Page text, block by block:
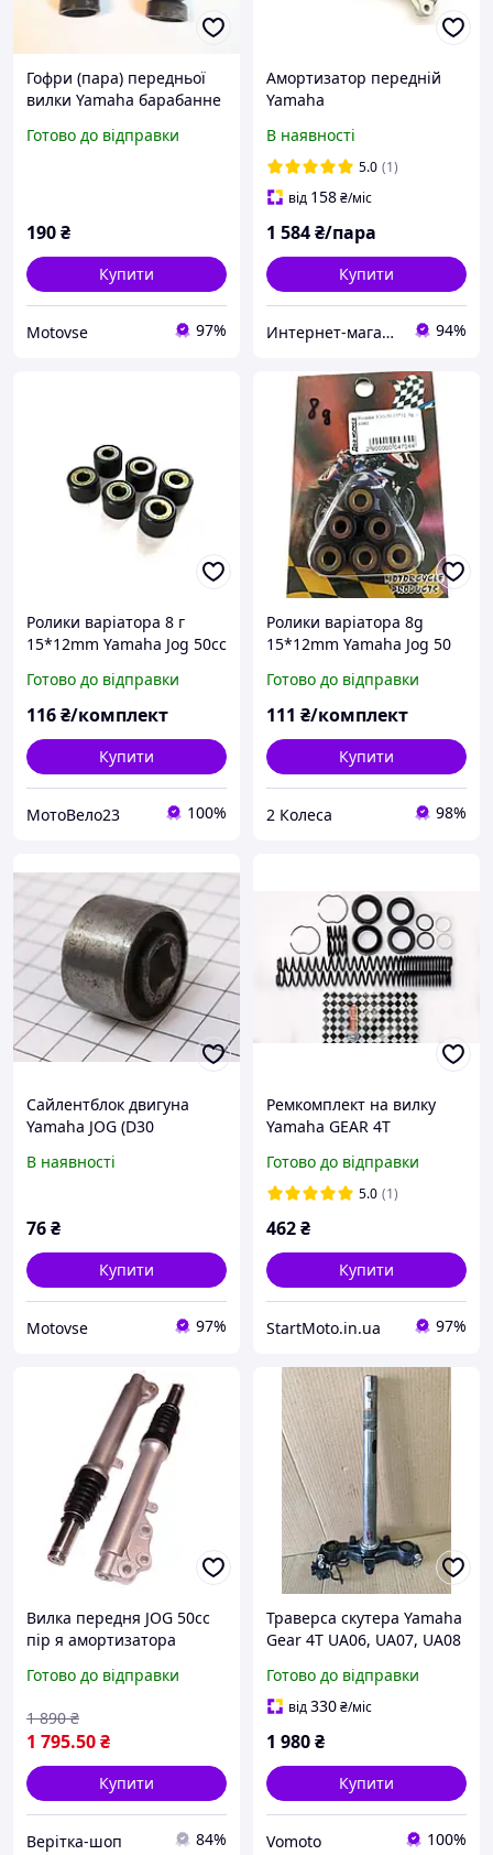
Гофри (пара) передньої
вилки Yamaha барабанне
Готово до відправки
190₴
Купити
Motovse 97%
Амортизатор передній
Yamaha
під дискове гальмо
В наявності
5.0 (1)
від 158₴/міс
1 584₴/пара
Купити
Интернет-магазин "MotoMSU" 94%
Ролики варіатора 8 г
15*12mm Yamaha Jog 50cc
Готово до відправки
116₴/комплект
Купити
МотоВело23 100%
Ролики варіатора 8g
15*12mm Yamaha Jog 50
Готово до відправки
111 ₴/комплект
Купити
2 Колеса 98%
Сайлентблок двигуна
Yamaha JOG (D30
В наявності
76₴
Купити
Motovse 97%
Ремкомплект на вилку
Yamaha GEAR 4T
Готово до відправки
5.0 (1)
462₴
Купити
StartMoto.in.ua 97%
Вилка передня JOG 50cc
пір я амортизатора
ремонту ходової
Готово до відправки
1 795.50₴
1 890 ₴
Купити
Верітка-шоп 84%
Траверса скутера Yamaha
Gear 4Т UA06, UA07, UA08
Готово до відправки
від330₴/міс
1 980₴
Купити
Vomoto 100%